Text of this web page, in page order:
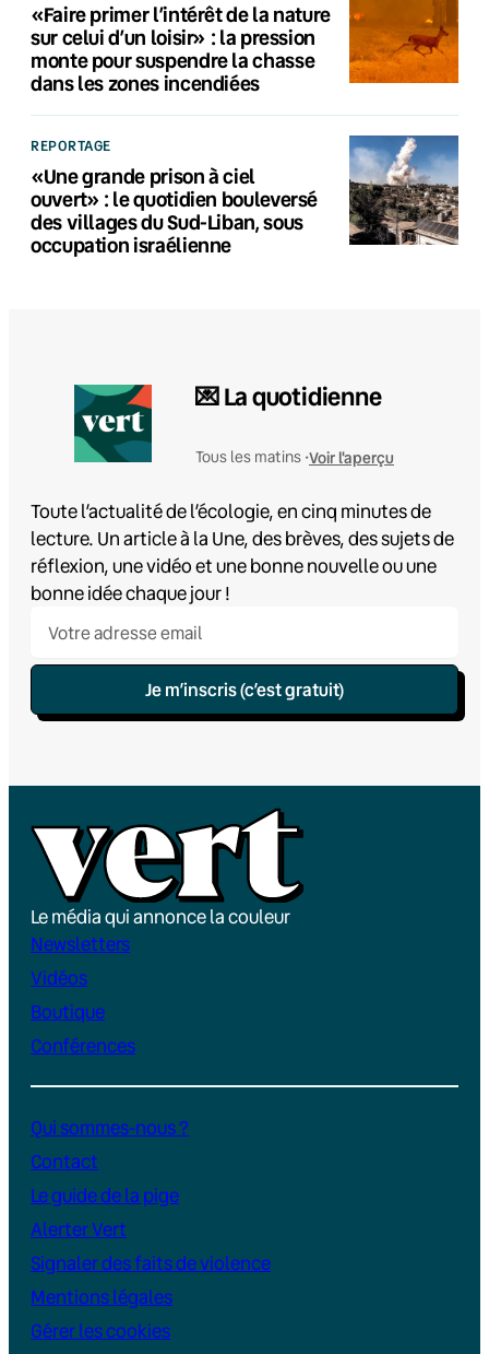
«Faire primer l’intérêt de la nature
sur celui d’un loisir» : la pression
monte pour suspendre la chasse
dans les zones incendiées
REPORTAGE
«Une grande prison à ciel
ouvert» : le quotidien bouleversé
des villages du Sud-Liban, sous
occupation israélienne
💌 La quotidienne
Tous les matins •Voir l'aperçu
Toute l’actualité de l’écologie, en cinq minutes de
lecture. Un article à la Une, des brèves, des sujets de
réflexion, une vidéo et une bonne nouvelle ou une
bonne idée chaque jour !
Je m’inscris (c’est gratuit)
Le média qui annonce la couleur
Newsletters
Vidéos
Boutique
Conférences
Qui sommes-nous ?
Contact
Le guide de la pige
Alerter Vert
Signaler des faits de violence
Mentions légales
Gérer les cookies